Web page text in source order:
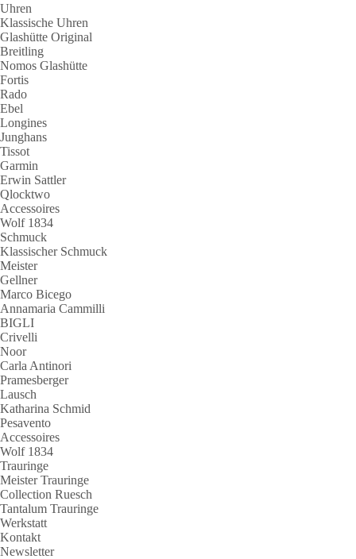
Uhren
Klassische Uhren
Glashütte Original
Breitling
Nomos Glashütte
Fortis
Rado
Ebel
Longines
Junghans
Tissot
Garmin
Erwin Sattler
Qlocktwo
Accessoires
Wolf 1834
Schmuck
Klassischer Schmuck
Meister
Gellner
Marco Bicego
Annamaria Cammilli
BIGLI
Crivelli
Noor
Carla Antinori
Pramesberger
Lausch
Katharina Schmid
Pesavento
Accessoires
Wolf 1834
Trauringe
Meister Trauringe
Collection Ruesch
Tantalum Trauringe
Werkstatt
Kontakt
Newsletter